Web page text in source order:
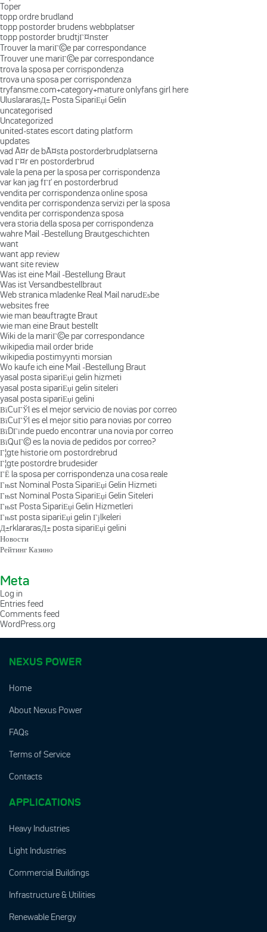
Toper
topp ordre brudland
topp postorder brudens webbplatser
topp postorder brudtjГ¤nster
Trouver la mariГ©e par correspondance
Trouver une mariГ©e par correspondance
trova la sposa per corrispondenza
trova una sposa per corrispondenza
tryfansme.com+category+mature onlyfans girl here
UluslararasД± Posta SipariЕџi Gelin
uncategorised
Uncategorized
united-states escort dating platform
updates
vad Ã¤r de bÃ¤sta postorderbrudplatserna
vad Г¤r en postorderbrud
vale la pena per la sposa per corrispondenza
var kan jag fГҐ en postorderbrud
vendita per corrispondenza online sposa
vendita per corrispondenza servizi per la sposa
vendita per corrispondenza sposa
vera storia della sposa per corrispondenza
wahre Mail -Bestellung Brautgeschichten
want
want app review
want site review
Was ist eine Mail -Bestellung Braut
Was ist Versandbestellbraut
Web stranica mladenke Real Mail narudЕѕbe
websites free
wie man beauftragte Braut
wie man eine Braut bestellt
Wiki de la mariГ©e par correspondance
wikipedia mail order bride
wikipedia postimyynti morsian
Wo kaufe ich eine Mail -Bestellung Braut
yasal posta sipariЕџi gelin hizmeti
yasal posta sipariЕџi gelin siteleri
yasal posta sipariЕџi gelini
ВїCuГЎl es el mejor servicio de novias por correo
ВїCuГЎl es el mejor sitio para novias por correo
ВїDГіnde puedo encontrar una novia por correo
ВїQuГ© es la novia de pedidos por correo?
Г¦gte historie om postordrebrud
Г¦gte postordre brudesider
ГЁ la sposa per corrispondenza una cosa reale
Гњst Nominal Posta SipariЕџi Gelin Hizmeti
Гњst Nominal Posta SipariЕџi Gelin Siteleri
Гњst Posta SipariЕџi Gelin Hizmetleri
Гњst posta sipariЕџi gelin Гјlkeleri
Д±rklararasД± posta sipariЕџi gelini
Новости
Рейтинг Казино
Meta
Log in
Entries feed
Comments feed
WordPress.org
NEXUS POWER
Home
About Nexus Power
FAQs
Terms of Service
Contacts
APPLICATIONS
Heavy Industries
Light Industries
Commercial Buildings
Infrastructure & Utilities
Renewable Energy